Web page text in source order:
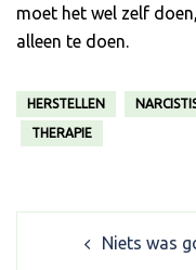
moet het wel zelf
alleen te doen.
HERSTELLEN
THERAPIE
navigationNiets was